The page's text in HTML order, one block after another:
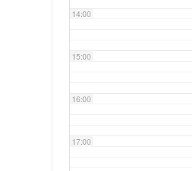
14:00
15:00
16:00
17:00